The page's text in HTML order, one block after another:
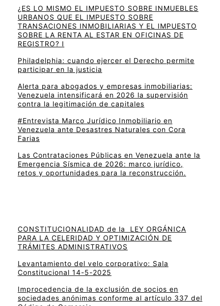
¿ES LO MISMO EL IMPUESTO SOBRE INMUEBLES
URBANOS QUE EL IMPUESTO SOBRE
TRANSACIONES INMOBILIARIAS Y EL IMPUESTO
SOBRE LA RENTA AL ESTAR EN OFICINAS DE
REGISTRO? I
Philadelphia: cuando ejercer el Derecho permite
participar en la justicia
Alerta para abogados y empresas inmobiliarias:
Venezuela intensificará en 2026 la supervisión
contra la legitimación de capitales
#Entrevista Marco Jurídico Inmobiliario en
Venezuela ante Desastres Naturales con Cora
Farias
Las Contrataciones Públicas en Venezuela ante la
Emergencia Sísmica de 2026: marco jurídico,
retos y oportunidades para la reconstrucción.
CONSTITUCIONALIDAD de la LEY ORGÁNICA
PARA LA CELERIDAD Y OPTIMIZACIÓN DE
TRÁMITES ADMINISTRATIVOS
Levantamiento del velo corporativo: Sala
Constitucional 14-5-2025
Improcedencia de la exclusión de socios en
sociedades anónimas conforme al artículo 337 del